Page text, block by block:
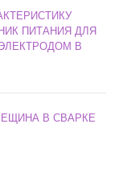
ПИТАНИЯ ДЛЯ
В
В СВАРКЕ